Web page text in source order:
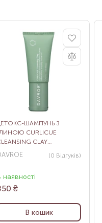
ШАМПУНЬ З
CURLICUE
CLAY
100 МЛ
(0 Відгуків)
наявності
₴
В кошик